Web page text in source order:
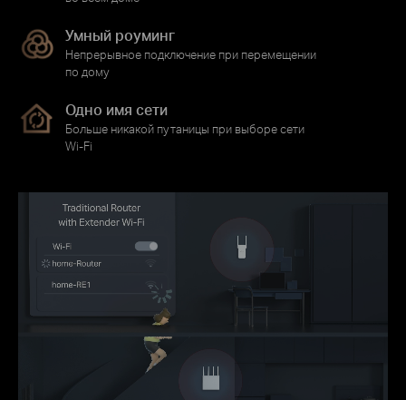
Умный роуминг
Непрерывное подключение при перемещении
по дому
Одно имя сети
Больше никакой путаницы при выборе сети
Wi‑Fi